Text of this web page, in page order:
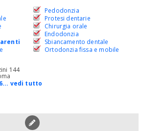
Pedodonzia
Protesi dentarie
Chirurgia orale
Endodonzia
Sbiancamento dentale
Ortodonzia fissa e mobile
144
vedi tutto